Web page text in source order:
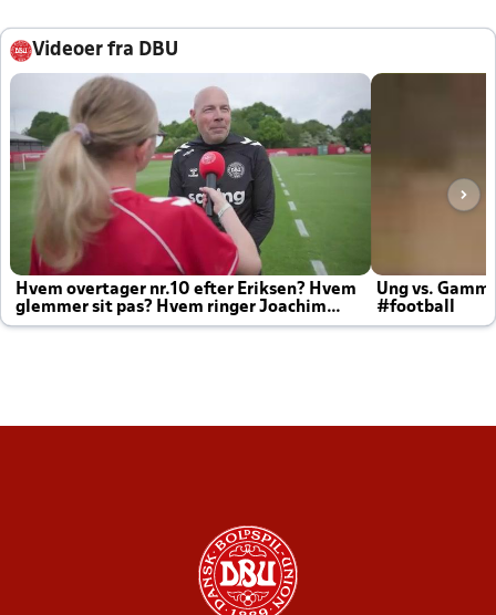
Videoer fra DBU
Hvem overtager nr.10 efter Eriksen? Hvem
glemmer sit pas? Hvem ringer Joachim
altid til efter kampe?
Ung vs.
#football